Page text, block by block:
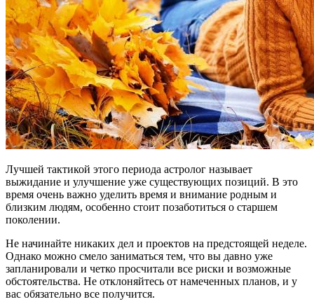
Лучшей тактикой этого периода астролог называет
выжидание и улучшение уже существующих позиций. В это
время очень важно уделить время и внимание родным и
близким людям, особенно стоит позаботиться о старшем
поколении.
Не начинайте никаких дел и проектов на предстоящей неделе.
Однако можно смело заниматься тем, что вы давно уже
запланировали и четко просчитали все риски и возможные
обстоятельства. Не отклоняйтесь от намеченных планов, и у
вас обязательно все получится.